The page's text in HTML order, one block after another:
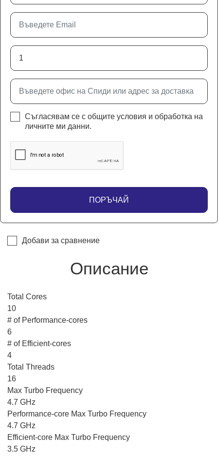
Съгласявам се с общите условия и обработка на
личните ми данни.
ПОРЪЧАЙ
Добави за сравнение
Описание
Total Cores
10
# of Performance-cores
6
# of Efficient-cores
4
Total Threads
16
Max Turbo Frequency
4.7 GHz
Performance-core Max Turbo Frequency
4.7 GHz
Efficient-core Max Turbo Frequency
3.5 GHz